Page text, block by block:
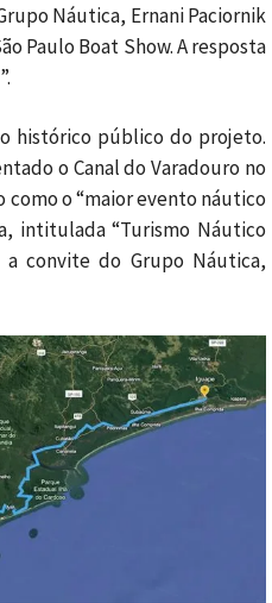
Náutica, Ernani Paciornik
Paulo Boat Show. A resposta
histórico público do projeto.
o Canal do Varadouro no
como o “maior evento náutico
intitulada “Turismo Náutico
convite do Grupo Náutica,